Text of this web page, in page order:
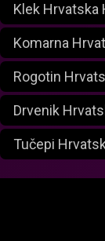
Klek Hrvatska
Komarna
Rogotin
Drvenik
Tučepi